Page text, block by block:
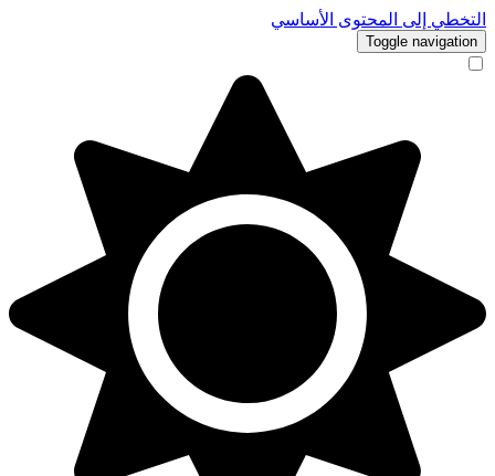
التخطي إلى المحتوى الأساسي
Toggle navigation